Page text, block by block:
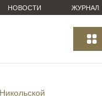
НОВОСТИ ЖУРНАЛ